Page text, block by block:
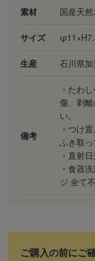
素材 国産天
サイズ
生産 石川県
備考
・たわ
傷、剥
い。
・つけ
ふき取っ
・直射
・食器
ジ 全て不